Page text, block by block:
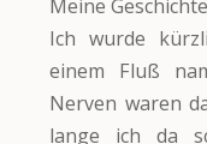
Meine
Ich wurde
einem Fluß
Nerven waren
lange ich da